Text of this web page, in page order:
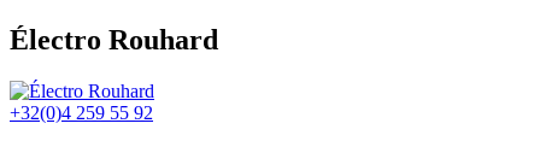
Électro Rouhard
+32(0)4 259 55 92